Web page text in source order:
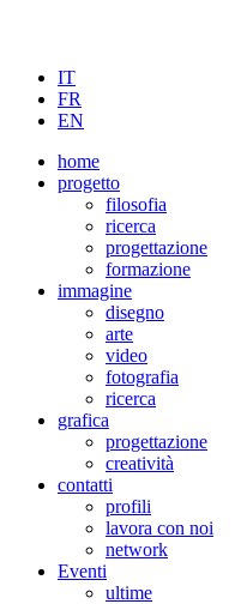
IT
FR
EN
home
progetto
filosofia
ricerca
progettazione
formazione
immagine
disegno
arte
video
fotografia
ricerca
grafica
progettazione
creatività
contatti
profili
lavora con noi
network
Eventi
ultime